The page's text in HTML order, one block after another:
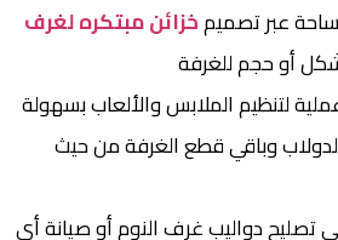
عبر تصميمخزائن مبتكره لغرف
أو حجم للغرفة
لتنظيم الملابس والألعاب بسهولة
وباقي قطع الغرفة من حيث
تصليح دواليب غرف النوم أو صيانة أي